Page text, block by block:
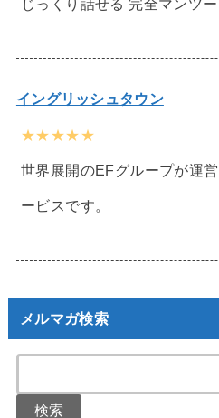
じっくり話せる 完全マンツー
イングリッシュタウン
★★★★★
世界展開のEFグループが運
ービスです。
メルマガ検索